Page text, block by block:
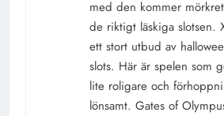
med den kommer
de riktigt läskiga slotsen.
ett stort utbud av
slots. Här är spelen som
lite roligare och
lönsamt. Gates of